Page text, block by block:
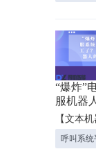
“爆炸”
服机器
【文本机
呼叫系统